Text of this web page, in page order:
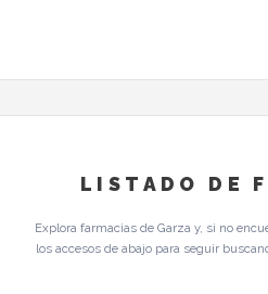
LISTADO DE
Explora farmacias de Garza y, si no
los accesos de abajo para seguir